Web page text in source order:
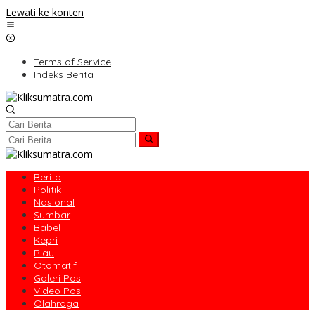
Lewati ke konten
Terms of Service
Indeks Berita
Berita
Politik
Nasional
Sumbar
Babel
Kepri
Riau
Otomatif
Galeri Pos
Video Pos
Olahraga